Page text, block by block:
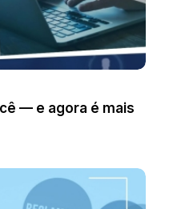
— e agora é mais